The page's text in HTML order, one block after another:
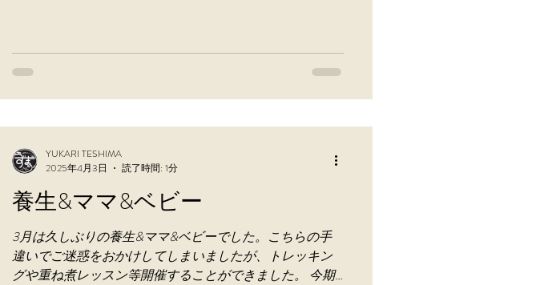
養生&ママ&ベビー
3月は久しぶりの養生&ママ&ベビーでした。こちらの手
違いでご迷惑をおかけしてしまいましたが、トレッキン
グや重ね煮レッスン等開催することができました。 今期
YUKARI TESHIMA
2025年4月3日
読了時間: 1分